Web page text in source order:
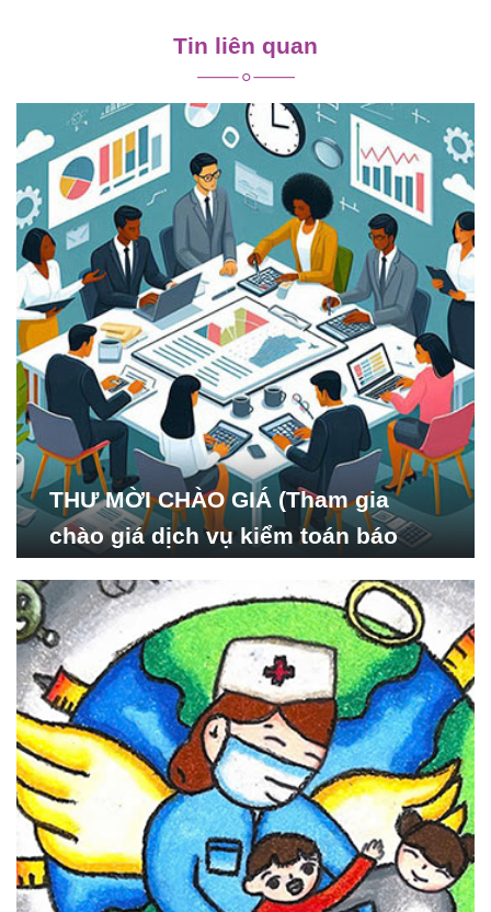
viết
Tin liên quan
THƯ MỜI CHÀO GIÁ (Tham gia
chào giá dịch vụ kiểm toán báo
Nghiên cứu Phát triển Xã
hội_ISDS)